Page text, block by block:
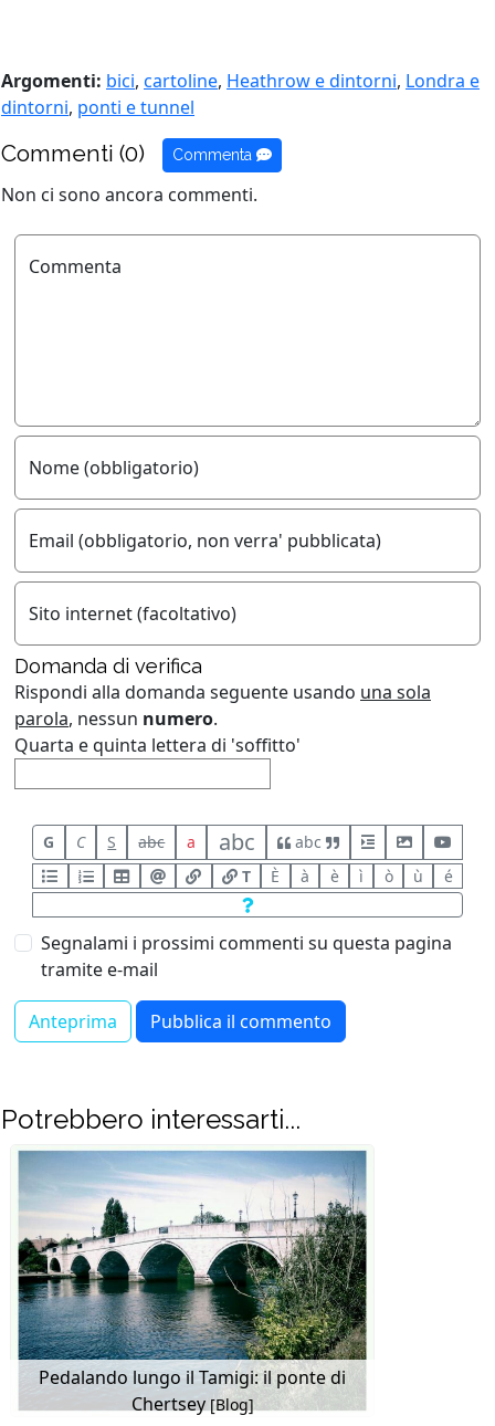
Argomenti: bici, cartoline, Heathrow e dintorni, Londra e
dintorni, ponti e tunnel
Commenti (0) Commenta
Non ci sono ancora commenti.
Commenta
Nome (obbligatorio)
Email (obbligatorio, non verra' pubblicata)
Sito internet (facoltativo)
Domanda di verifica
Rispondi alla domanda seguente usando una sola
parola, nessun numero.
Quarta e quinta lettera di 'soffitto'
G C S abc a abc
abc
T
È à è ì ò ù é
Segnalami i prossimi commenti su questa pagina
tramite e-mail
Potrebbero interessarti...
Pedalando lungo il Tamigi: il ponte di
Chertsey [Blog]